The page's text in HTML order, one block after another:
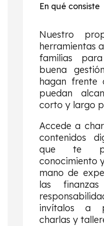
En qué consiste
Nuestro
herramientas
familias
buena
hagan frente
puedan
corto y largo
Accede a
contenidos
que te
conocimiento
mano de
las
invítalos a
charlas y